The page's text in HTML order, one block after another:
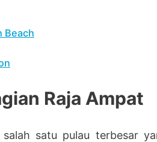
Beach
Raja Ampat
salah satu pulau terbesar